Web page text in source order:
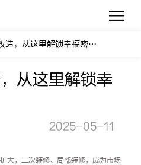
卫生间装修改造，从这里解锁幸福密码！
从这里解锁幸
2025-05-11
大，二次装修、局部装修，成为市场